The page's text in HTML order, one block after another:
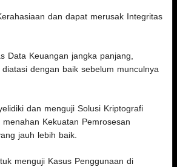
dan dapat merusak Integritas
Data Keuangan jangka panjang,
dengan baik sebelum munculnya
dan menguji Solusi Kriptografi
Kekuatan Pemrosesan
jauh lebih baik.
menguji Kasus Penggunaan di